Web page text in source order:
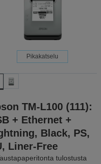
Pikakatselu
TM-L100 (111):
+ Ethernet +
Black, PS,
Liner-Free
tulostusta